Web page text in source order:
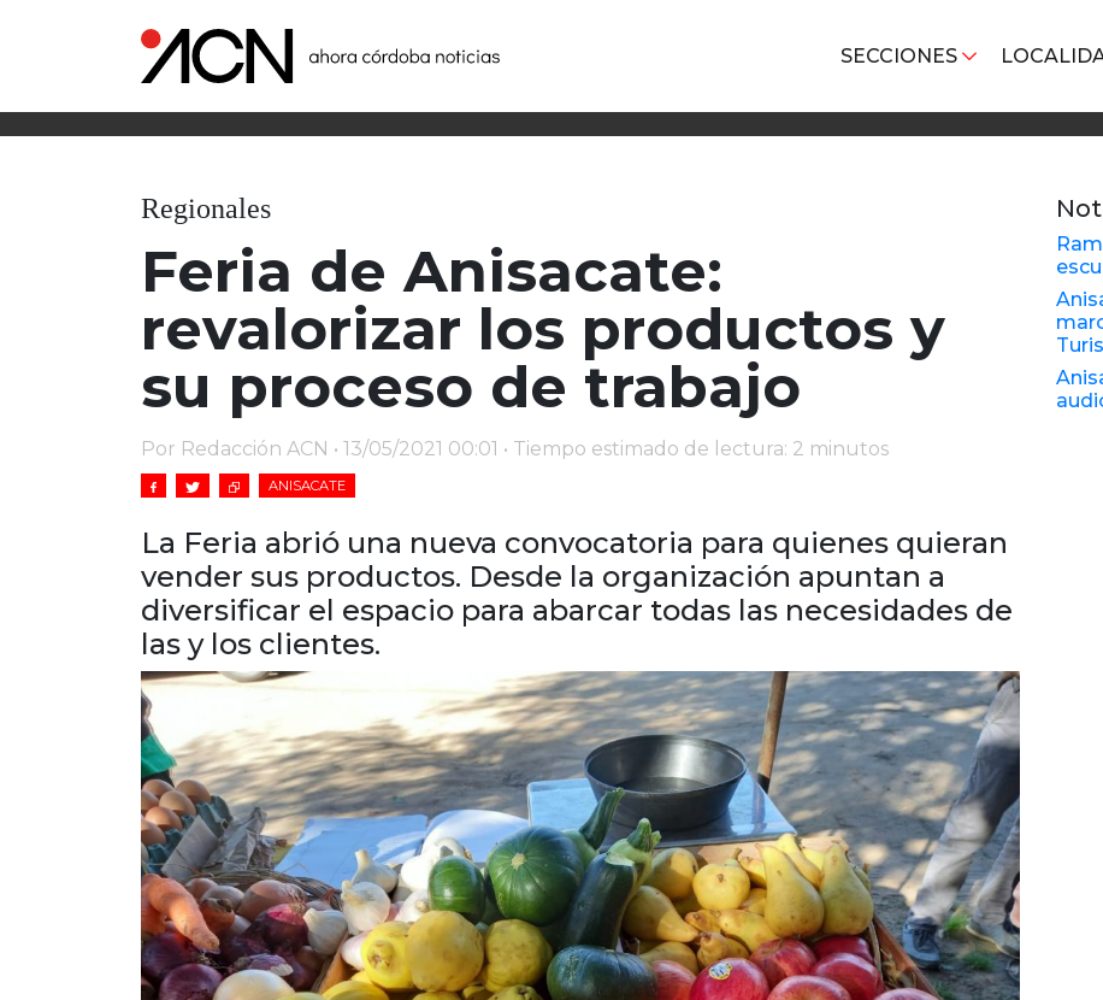
SECCIONES
Regionales
Feria de Anisacate:
revalorizar los productos y
su proceso de trabajo
Por Redacción ACN • 13/05/2021 00:01 • Tiempo estimado de lectura: 2 minutos
ANISACATE
La Feria abrió una nueva convocatoria para quienes quieran
vender sus productos. Desde la organización apuntan a
diversificar el espacio para abarcar todas las necesidades de
las y los clientes.